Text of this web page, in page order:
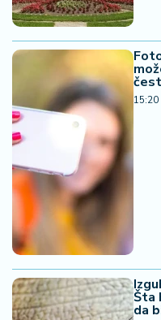
15:20
Šta
da